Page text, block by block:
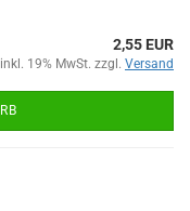
2,55 EUR
inkl. 19% MwSt. zzgl. Versand